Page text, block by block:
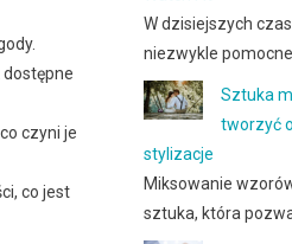
czyni je
co jest
W dzisiejszych
niezwykle pomocne
Sztuka
tworzyć
stylizacje
Miksowanie
sztuka, która